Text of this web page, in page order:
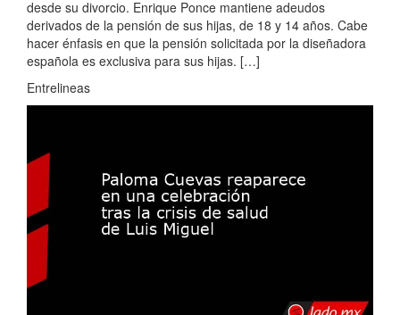
desde su divorcio. Enrique Ponce mantiene adeudos
derivados de la pensión de sus hijas, de 18 y 14 años. Cabe
hacer énfasis en que la pensión solicitada por la diseñadora
española es exclusiva para sus hijas. […]
Entrelineas